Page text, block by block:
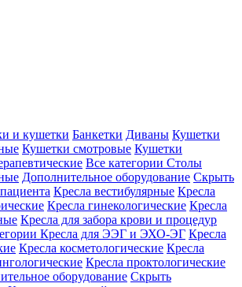
и кушетки Банкетки Диваны Кушетки
Кушетки смотровые Кушетки
Все категории Столы
Дополнительное оборудование Скрыть
Кресла вестибулярные Кресла
Кресла гинекологические Кресла
Кресла для забора крови и процедур
Кресла для ЭЭГ и ЭХО-ЭГ Кресла
Кресла косметологические Кресла
Кресла проктологические
оборудование Скрыть